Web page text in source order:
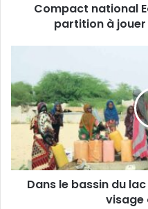
l
E
a
u
e
Compact national
partition à
n
s
l
e
s
Dans le bassin du
visage